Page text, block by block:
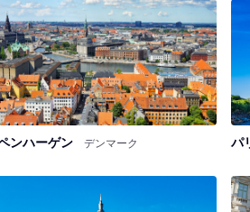
ンハーゲン デンマーク パ